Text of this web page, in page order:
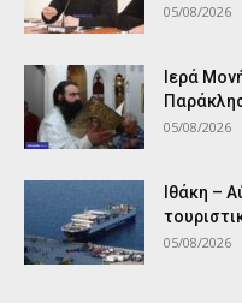
05/08/2026
Ιερά
05/08/2026
Ιθάκη –
05/08/2026